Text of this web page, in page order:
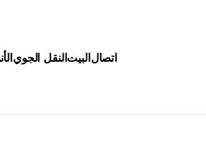
النقل الجويالبيتاتصال